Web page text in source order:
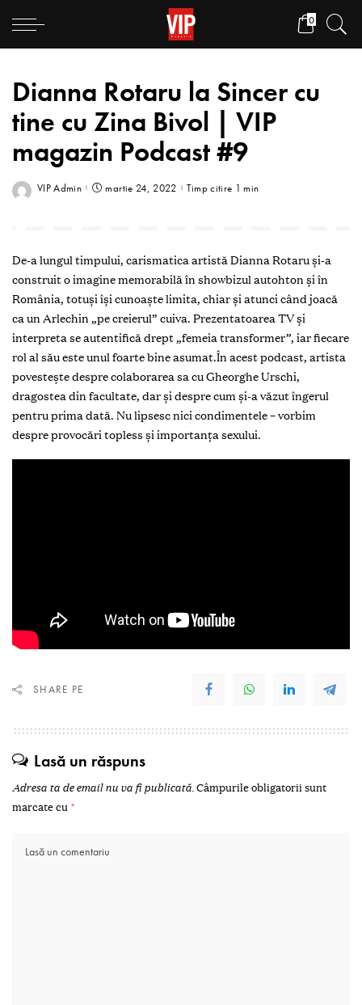
0
Dianna Rotaru la Sincer cu
tine cu Zina Bivol | VIP
magazin Podcast #9
VIP Admin martie 24, 2022 Timp citire 1 min
De-a lungul timpului, carismatica artistă Dianna Rotaru şi-a
construit o imagine memorabilă în showbizul autohton și în
România, totuși își cunoaște limita, chiar și atunci când joacă
ca un Arlechin „pe creierul” cuiva. Prezentatoarea TV și
interpreta se autentifică drept „femeia transformer”, iar fiecare
rol al său este unul foarte bine asumat.În acest podcast, artista
povestește despre colaborarea sa cu Gheorghe Urschi,
dragostea din facultate, dar și despre cum și-a văzut îngerul
pentru prima dată. Nu lipsesc nici condimentele – vorbim
despre provocări topless și importanța sexului.
SHARE PE
Lasă un răspuns
Adresa ta de email nu va fi publicată.Câmpurile obligatorii sunt
marcate cu *